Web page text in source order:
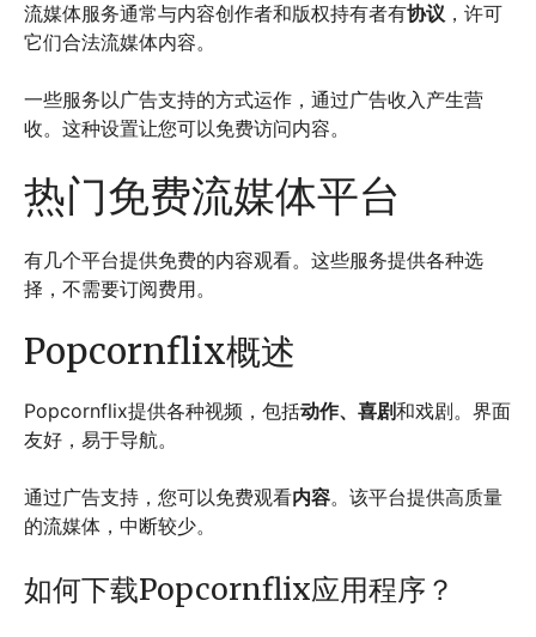
流媒体服务通常与内容创作者和版权持有者有协议 ，许可
它们合法流媒体内容。
一些服务以广告支持的方式运作，通过广告收入产生营
收。这种设置让您可以免费访问内容。
热门免费流媒体平台
有几个平台提供免费的内容观看。这些服务提供各种选
择，不需要订阅费用。
Popcornflix概述
Popcornflix提供各种视频，包括动作、喜剧和戏剧。界面
友好，易于导航。
通过广告支持，您可以免费观看内容。该平台提供高质量
的流媒体，中断较少。
如何下载Popcornflix应用程序？